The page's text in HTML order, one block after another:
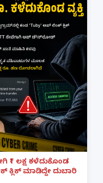
ಲಕ್ಷ ಕಳೆದುಕೊಂಡ
ಕ್ಲಿಕ್ ಮಾಡಿದ್ದೇ ದುಬಾರಿ